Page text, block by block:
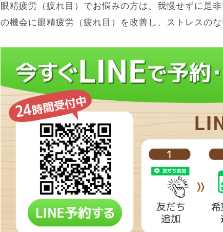
眼精疲労（疲れ目）でお悩みの方は、我慢せずに是
の機会に眼精疲労（疲れ目）を改善し、ストレスの